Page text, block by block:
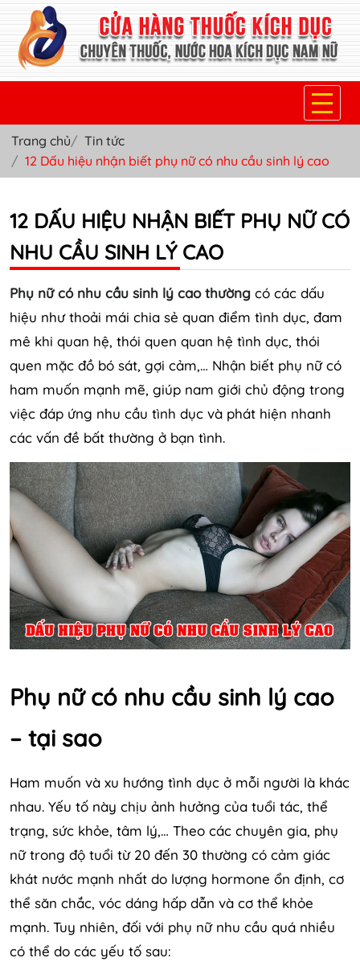
TRANG CHỦ
THUỐC KÍCH DỤC NỮ
THUỐC NƯỚC KÍCH DỤC NAM
THUỐC VIÊN KÍCH DỤC NAM
SẢN PHẨM KHÁC
TIN TỨC & BLOG
Trang chủ
Tin tức
12 Dấu hiệu nhận biết phụ nữ có nhu cầu sinh lý cao
12 DẤU HIỆU NHẬN BIẾT PHỤ NỮ CÓ
NHU CẦU SINH LÝ CAO
Phụ nữ có nhu cầu sinh lý cao thường có các dấu
hiệu như thoải mái chia sẻ quan điểm tình dục, đam
mê khi quan hệ, thói quen quan hệ tình dục, thói
quen mặc đồ bó sát, gợi cảm,… Nhận biết phụ nữ có
ham muốn mạnh mẽ, giúp nam giới chủ động trong
việc đáp ứng nhu cầu tình dục và phát hiện nhanh
các vấn đề bất thường ở bạn tình.
Phụ nữ có nhu cầu sinh lý cao
– tại sao
Ham muốn và xu hướng tình dục ở mỗi người là khác
nhau. Yếu tố này chịu ảnh hưởng của tuổi tác, thể
trạng, sức khỏe, tâm lý,… Theo các chuyên gia, phụ
nữ trong độ tuổi từ 20 đến 30 thường có cảm giác
khát nước mạnh nhất do lượng hormone ổn định, cơ
thể săn chắc, vóc dáng hấp dẫn và cơ thể khỏe
mạnh. Tuy nhiên, đối với phụ nữ nhu cầu quá nhiều
có thể do các yếu tố sau: